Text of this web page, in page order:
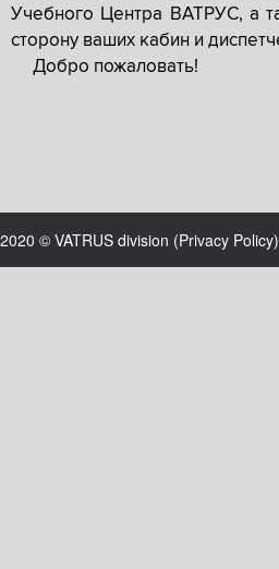
Учебного Центра ВАТРУС, а
сторону ваших кабин и
Добро пожаловать!
2020 © VATRUS division (Privacy Policy)